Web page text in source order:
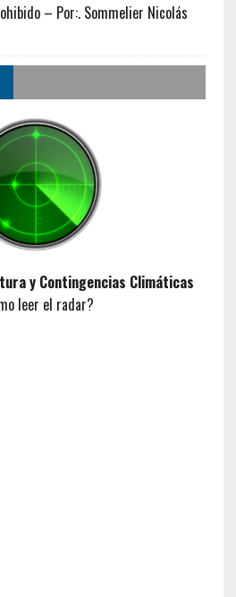
– Por:. Sommelier Nicolás
y Contingencias Climáticas
leer el radar?